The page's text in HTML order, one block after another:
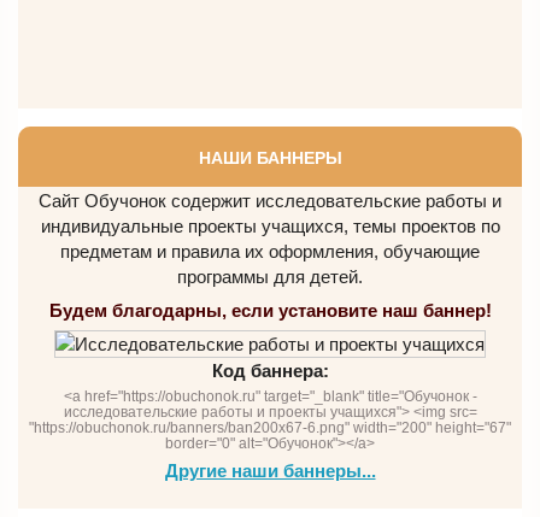
НАШИ БАННЕРЫ
Сайт Обучонок содержит исследовательские работы и
индивидуальные проекты учащихся, темы проектов по
предметам и правила их оформления, обучающие
программы для детей.
Будем благодарны, если установите наш баннер!
Код баннера:
<a href="https://obuchonok.ru" target="_blank" title="Обучонок -
исследовательские работы и проекты учащихся"> <img src=
"https://obuchonok.ru/banners/ban200x67-6.png" width="200" height="67"
border="0" alt="Обучонок"></a>
Другие наши баннеры...